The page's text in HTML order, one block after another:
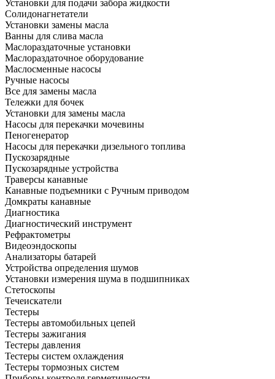
Установки для подачи забора жидкости
Солидонагнетатели
Установки замены масла
Ванны для слива масла
Маслораздаточные установки
Маслораздаточное оборудование
Маслосменные насосы
Ручные насосы
Все для замены масла
Тележки для бочек
Установки для замены масла
Насосы для перекачки мочевины
Пеногенератор
Насосы для перекачки дизельного топлива
Пускозарядные
Пускозарядные устройства
Траверсы канавные
Канавные подъемники с Ручным приводом
Домкраты канавные
Диагностика
Диагностический инструмент
Рефрактометры
Видеоэндоскопы
Анализаторы батарей
Устройства определения шумов
Установки измерения шума в подшипниках
Стетоскопы
Течеискатели
Тестеры
Тестеры автомобильных цепей
Тестеры зажигания
Тестеры давления
Тестеры систем охлаждения
Тестеры тормозных систем